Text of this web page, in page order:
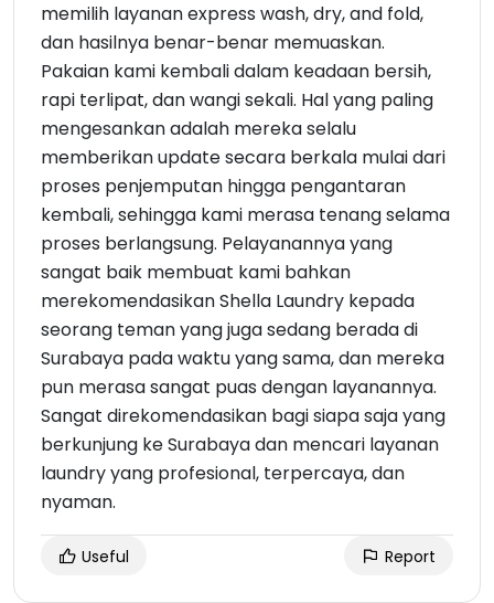
memilih layanan express wash, dry, and fold,
dan hasilnya benar-benar memuaskan.
Pakaian kami kembali dalam keadaan bersih,
rapi terlipat, dan wangi sekali. Hal yang paling
mengesankan adalah mereka selalu
memberikan update secara berkala mulai dari
proses penjemputan hingga pengantaran
kembali, sehingga kami merasa tenang selama
proses berlangsung. Pelayanannya yang
sangat baik membuat kami bahkan
merekomendasikan Shella Laundry kepada
seorang teman yang juga sedang berada di
Surabaya pada waktu yang sama, dan mereka
pun merasa sangat puas dengan layanannya.
Sangat direkomendasikan bagi siapa saja yang
berkunjung ke Surabaya dan mencari layanan
laundry yang profesional, terpercaya, dan
nyaman.
Useful Report